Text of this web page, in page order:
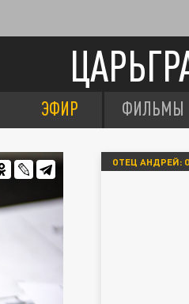
ЭФИР ФИЛЬМЫ
ОТЕЦ АНДРЕЙ: